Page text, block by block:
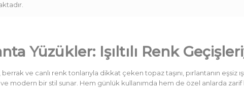
Yüzükler: Işıltılı Renk
ve canlı renk tonlarıyla dikkat çeken topaz taşını, pırlantanın eşsiz
ve modern bir stil sunar. Hem günlük kullanımda hem de özel anlarda